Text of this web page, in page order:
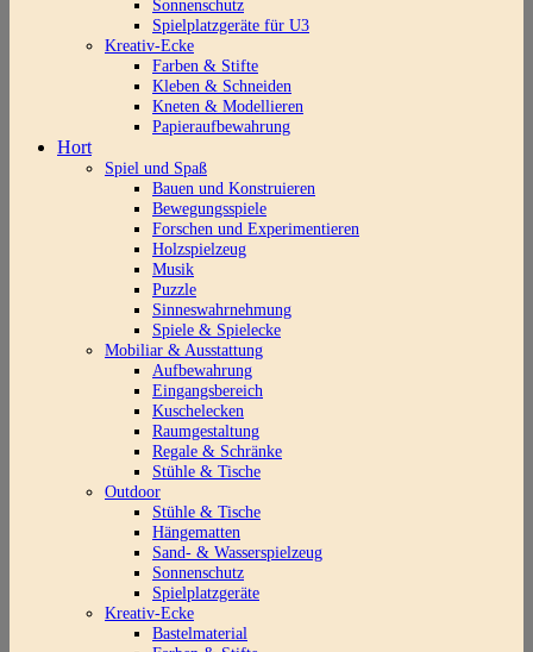
Sonnenschutz
Spielplatzgeräte für U3
Kreativ-Ecke
Farben & Stifte
Kleben & Schneiden
Kneten & Modellieren
Papieraufbewahrung
Hort
Spiel und Spaß
Bauen und Konstruieren
Bewegungsspiele
Forschen und Experimentieren
Holzspielzeug
Musik
Puzzle
Sinneswahrnehmung
Spiele & Spielecke
Mobiliar & Ausstattung
Aufbewahrung
Eingangsbereich
Kuschelecken
Raumgestaltung
Regale & Schränke
Stühle & Tische
Outdoor
Stühle & Tische
Hängematten
Sand- & Wasserspielzeug
Sonnenschutz
Spielplatzgeräte
Kreativ-Ecke
Bastelmaterial